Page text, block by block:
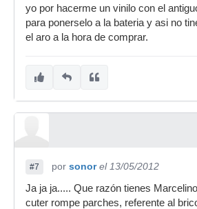
yo por hacerme un vinilo con el
para ponerselo a la bateria y asi no
el aro a la hora de comprar.
#7 por sonor el 13/05/2012
Ja ja ja..... Que razón tienes
cuter rompe parches, referente al